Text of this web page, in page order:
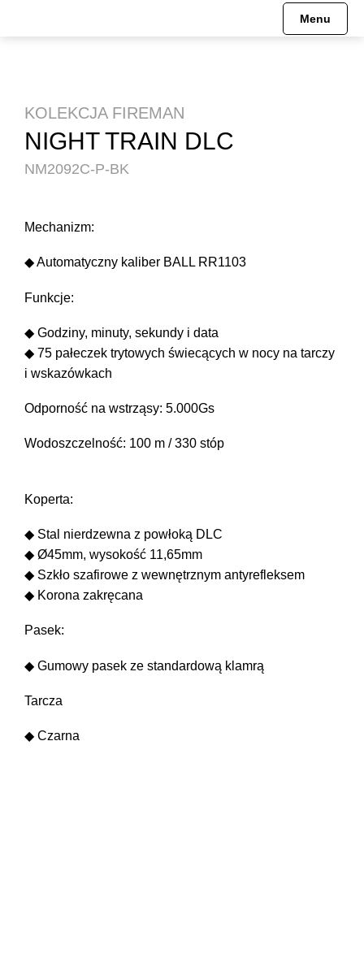
Menu
KOLEKCJA FIREMAN
NIGHT TRAIN DLC
NM2092C-P-BK
Mechanizm:
◆ Automatyczny kaliber BALL RR1103
Funkcje:
◆ Godziny, minuty, sekundy i data
◆ 75 pałeczek trytowych świecących w nocy na tarczy
i wskazówkach
Odporność na wstrząsy: 5.000Gs
Wodoszczelność: 100 m / 330 stóp
Koperta:
◆ Stal nierdzewna z powłoką DLC
◆ Ø45mm, wysokość 11,65mm
◆ Szkło szafirowe z wewnętrznym antyrefleksem
◆ Korona zakręcana
Pasek:
◆ Gumowy pasek ze standardową klamrą
Tarcza
◆ Czarna
Engineer III
Engineer Master II
Fireman
Roadmaster
Engineer M
Engineer Master II
Engineer III
Fireman
Oficjalne Zegarki Kolejowe
MUZEUM